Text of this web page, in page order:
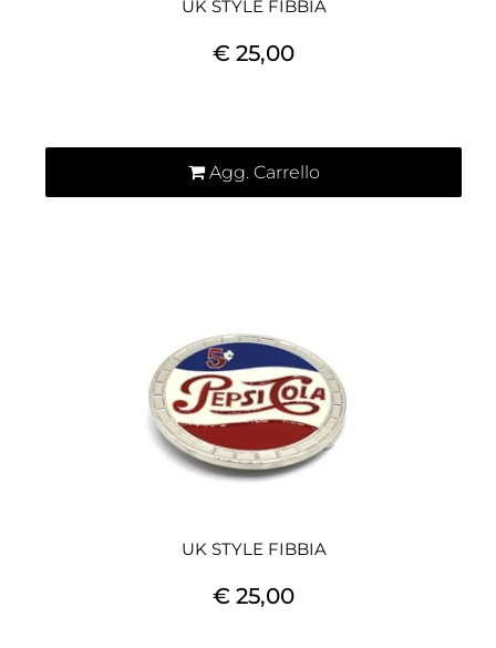
UK STYLE FIBBIA
€ 25,00
Agg. Carrello
UK STYLE FIBBIA
€ 25,00